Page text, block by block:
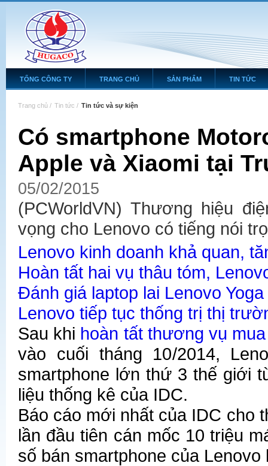
TỔNG CÔNG TY TRANG CHỦ SẢN PHẨM TIN TỨC
Trang chủ / Tin tức / Tin tức và sự kiện
Có smartphone
Apple và Xiaomi tại
05/02/2015
(PCWorldVN) Thương hiệu
vọng cho Lenovo có tiếng nói
Lenovo kinh doanh khả quan,
Hoàn tất hai vụ thâu tóm,
Đánh giá laptop lai Lenovo
Lenovo tiếp tục thống trị thị
Sau khi hoàn tất thương vụ
vào cuối tháng 10/2014,
smartphone lớn thứ 3 thế giới
liệu thống kê của IDC.
Báo cáo mới nhất của IDC cho
lần đầu tiên cán mốc 10 triệu
số bán smartphone của